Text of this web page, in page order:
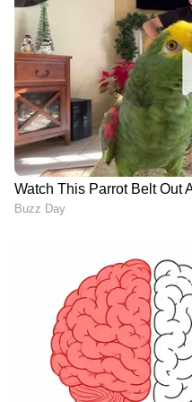
RECOMMENDED STORIES